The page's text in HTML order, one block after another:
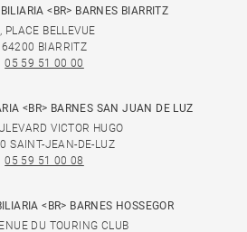
<BR> BARNES BIARRITZ
PLACE BELLEVUE
64200 BIARRITZ
05 59 51 00 00
<BR> BARNES SAN JUAN DE LUZ
VICTOR HUGO
SAINT-JEAN-DE-LUZ
05 59 51 00 08
<BR> BARNES HOSSEGOR
DU TOURING CLUB